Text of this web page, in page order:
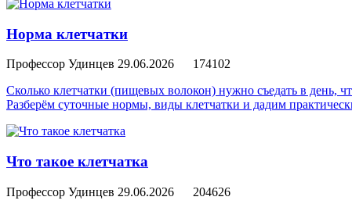
Норма клетчатки
Профессор Удинцев 29.06.2026
174102
Сколько клетчатки (пищевых волокон) нужно съедать в день,
Разберём суточные нормы, виды клетчатки и дадим
Что такое клетчатка
Профессор Удинцев 29.06.2026
204626